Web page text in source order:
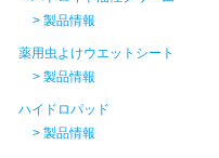
> 製品情報
薬用虫よけウエットシート
> 製品情報
ハイドロパッド
> 製品情報